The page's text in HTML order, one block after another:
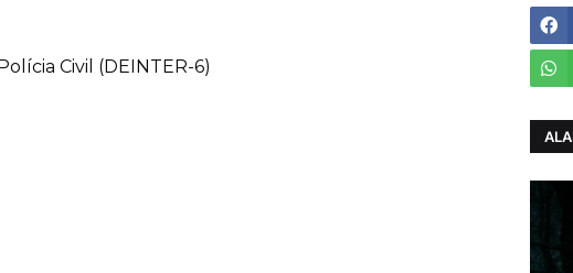
Civil (DEINTER-6)